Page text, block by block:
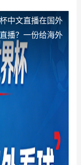
中文直播在国外
播？一份给海外